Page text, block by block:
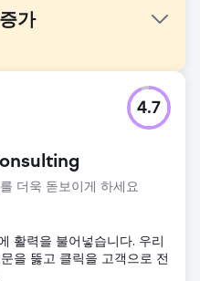
가
리드 전환도 이루어지지 않았
서비스 페이지를 구축했습
습니다. SEO는 장기 전략에
성에 좋습니다.
받아 상담 횟수가 늘어났습
더욱 돋보이게 하세요
4.7
활력을 불어넣습니다. 우리
을 뚫고 클릭을 고객으로 전